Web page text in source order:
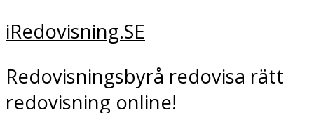
iRedovisning.SE
Redovisningsbyrå redovisa rätt
redovisning online!